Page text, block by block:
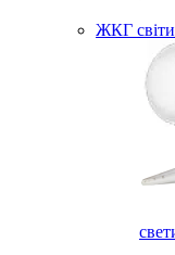
ЖКГ